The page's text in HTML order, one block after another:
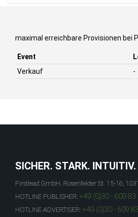
maximal erreichbare Provisionen bei
Event
Verkauf
-
SICHER. STARK. INTUITIV.
Firstlead GmbH, Rosenfelder St. 15-16,
HOTLINE PUBLISHER: +49 (0)30 - 609 83
HOTLINE ADVERTISER: +49 (0)30 - 609